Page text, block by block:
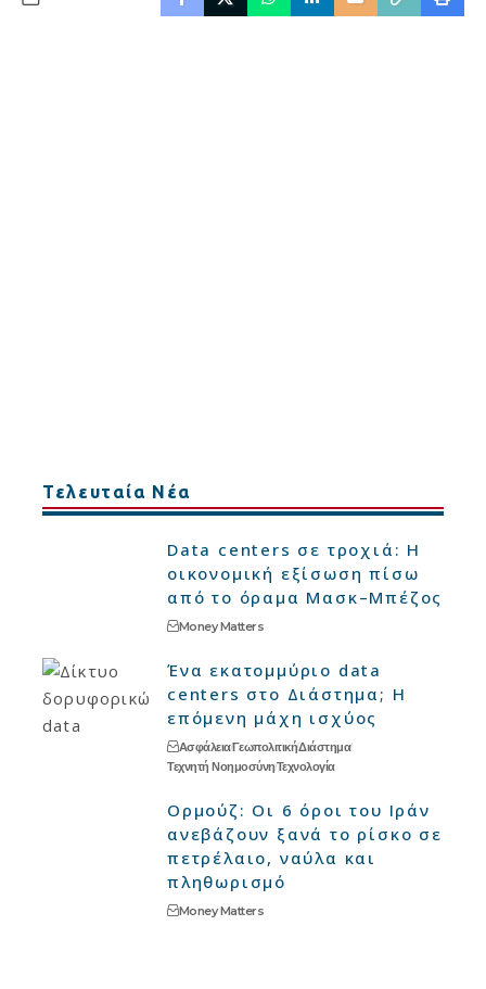
Τελευταία Νέα
Data centers σε τροχιά: Η
οικονομική εξίσωση πίσω
από το όραμα Μασκ–Μπέζος
Money Matters
Ένα εκατομμύριο data
centers στο Διάστημα; Η
επόμενη μάχη ισχύος
ΑσφάλειαΓεωπολιτικήΔιάστημα
Τεχνητή ΝοημοσύνηΤεχνολογία
Ορμούζ: Οι 6 όροι του Ιράν
ανεβάζουν ξανά το ρίσκο σε
πετρέλαιο, ναύλα και
πληθωρισμό
Money Matters